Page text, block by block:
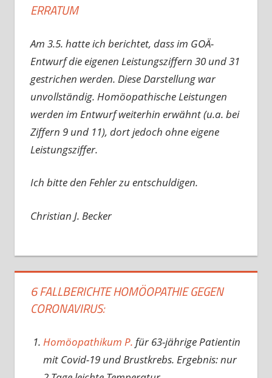
ERRATUM
Am 3.5. hatte ich berichtet, dass im GOÄ-
Entwurf die eigenen Leistungsziffern 30 und 31
gestrichen werden. Diese Darstellung war
unvollständig. Homöopathische Leistungen
werden im Entwurf weiterhin erwähnt (u.a. bei
Ziffern 9 und 11), dort jedoch ohne eigene
Leistungsziffer.
Ich bitte den Fehler zu entschuldigen.
Christian J. Becker
6 FALLBERICHTE HOMÖOPATHIE GEGEN
CORONAVIRUS:
Homöopathikum P. für 63-jährige Patientin
mit Covid-19 und Brustkrebs. Ergebnis: nur